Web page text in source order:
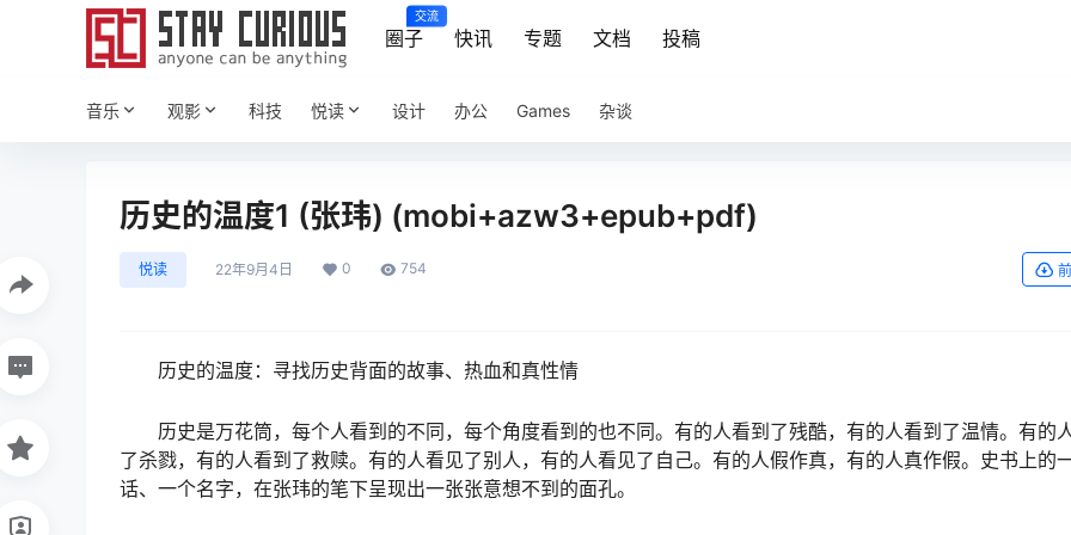
圈子
交流
快讯 专题 文档 投稿
音乐 观影 科技 悦读 设计 办公 Games 杂谈
历史的温度1 (张玮) (mobi+azw3+epub+pdf)
悦读 22年9月4日 0 754
历史的温度：寻找历史背面的故事、热血和真性情
历史是万花筒，每个人看到的不同，每个角度看到的也不同。有的人看到了残酷，有的人看到了温情。有的
了杀戮，有的人看到了救赎。有的人看见了别人，有的人看见了自己。有的人假作真，有的人真作假。史书上的
话、一个名字，在张玮的笔下呈现出一张张意想不到的面孔。